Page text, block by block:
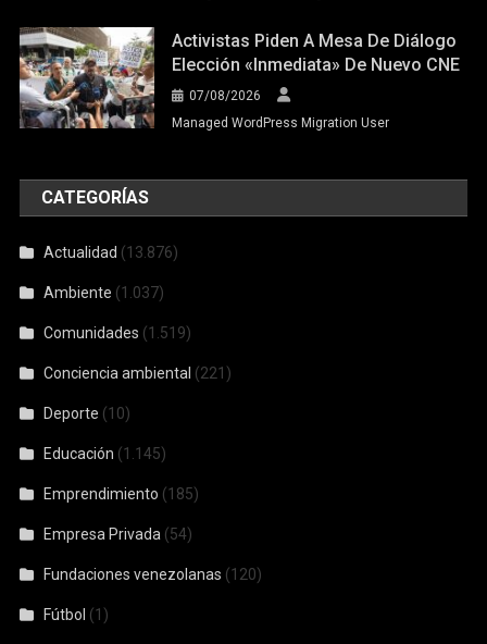
Activistas Piden A Mesa De Diálogo
Elección «inmediata» De Nuevo CNE
07/08/2026
Managed WordPress Migration User
CATEGORÍAS
Actualidad (13.876)
Ambiente (1.037)
Comunidades (1.519)
Conciencia ambiental (221)
Deporte (10)
Educación (1.145)
Emprendimiento (185)
Empresa Privada (54)
Fundaciones venezolanas (120)
Fútbol (1)